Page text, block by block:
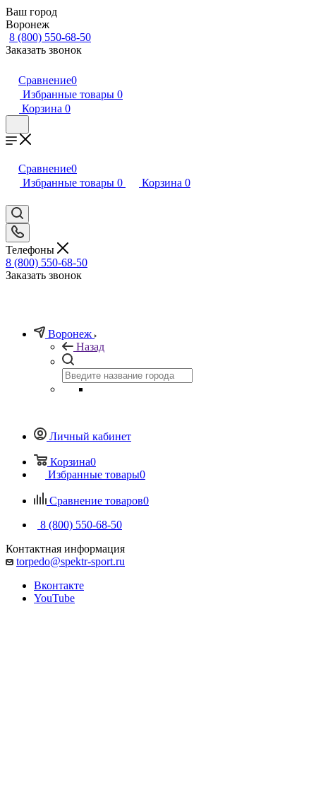
Ваш город
Воронеж
8 (800) 550-68-50
Заказать звонок
Сравнение0
Избранные товары 0
Корзина 0
Сравнение0
Избранные товары 0 Корзина 0
Телефоны
8 (800) 550-68-50
Заказать звонок
Воронеж
Назад
Личный кабинет
Корзина0
Избранные товары0
Сравнение товаров0
8 (800) 550-68-50
Контактная информация
torpedo@spektr-sport.ru
Вконтакте
YouTube